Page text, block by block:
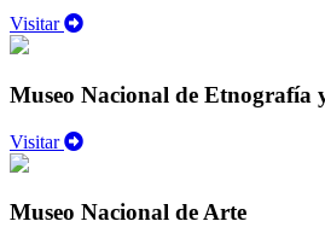
Visitar
Museo Nacional de Etnografía
Visitar
Museo Nacional de Arte